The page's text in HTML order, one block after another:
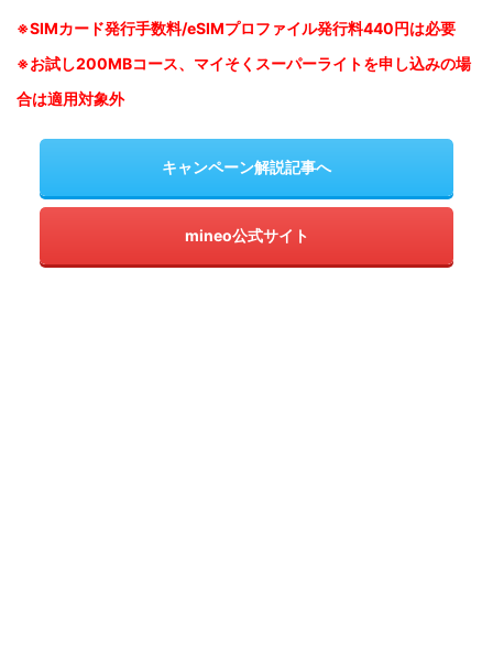
※SIMカード発行手数料/eSIMプロファイル発行料440円は必要
※お試し200MBコース、マイそくスーパーライトを申し込みの場
合は適用対象外
キャンペーン解説記事へ
mineo公式サイト